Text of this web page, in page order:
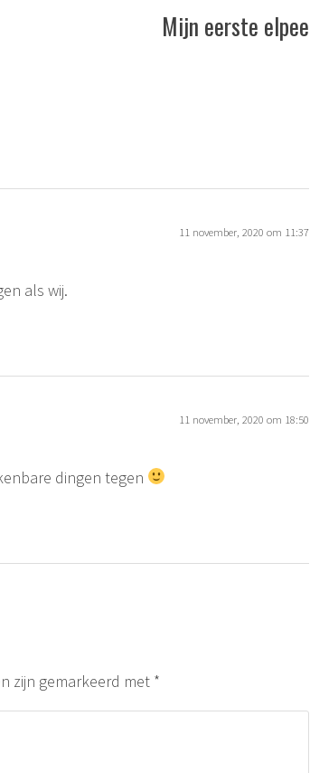
Mijn eerste elpee
11 november, 2020 om 11:37
als wij.
11 november, 2020 om 18:50
dingen tegen
zijn gemarkeerd met *